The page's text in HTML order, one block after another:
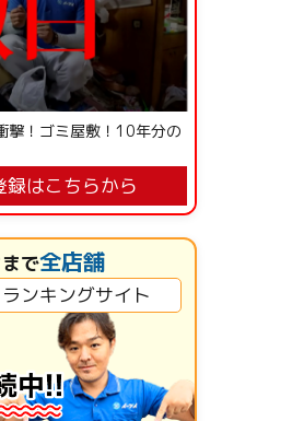
撃！ゴミ屋敷！10年分の
録はこちらから
で全店舗
ンキングサイト